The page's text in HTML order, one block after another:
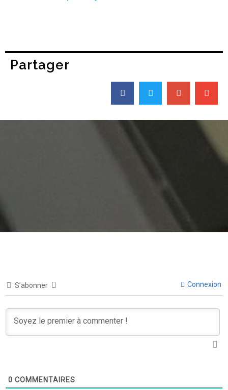
Partager
S’abonner Connexion
0 COMMENTAIRES